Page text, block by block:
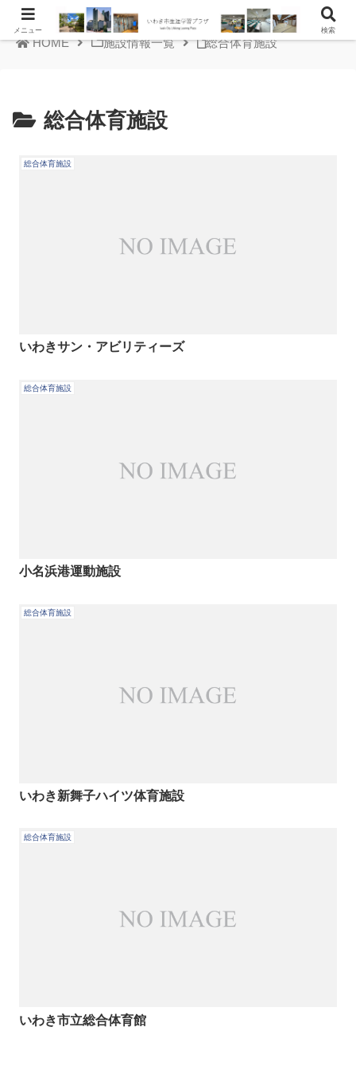
HOME 施設情報一覧 総合体育施設
総合体育施設
総合体育施設
いわきサン・アビリティーズ
総合体育施設
小名浜港運動施設
総合体育施設
いわき新舞子ハイツ体育施設
総合体育施設
いわき市立総合体育館
メニュー 検索